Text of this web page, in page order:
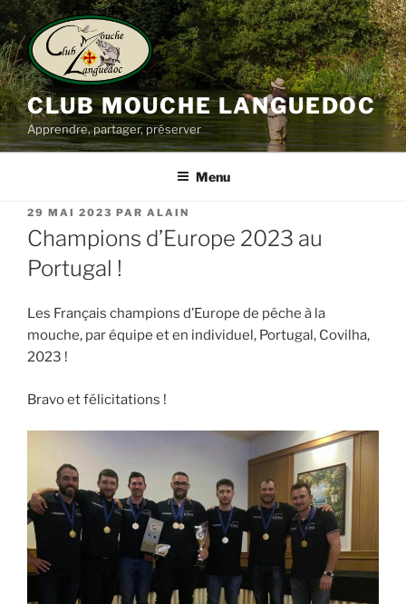
Aller
au
contenu
principal
CLUB MOUCHE LANGUEDOC
Apprendre, partager, préserver
Menu
PUBLIÉ
LE
29 MAI 2023 PAR ALAIN
Champions d’Europe 2023 au
Portugal !
Les Français champions d’Europe de pêche à la
mouche, par équipe et en individuel, Portugal, Covilha,
2023 !
Bravo et félicitations !